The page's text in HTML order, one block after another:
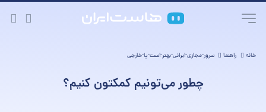
خانه راهنما سرور-مجازی-ایرانی-بهتر-است-یا-خارجی
چطور می‌تونیم کمکتون کنیم؟